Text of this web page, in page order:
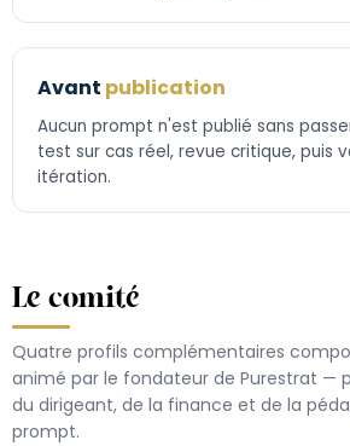
Avant publication
Aucun prompt n'est publié sans
test sur cas réel, revue critique, puis
itération.
Le comité
Quatre profils complémentaires
animé par le fondateur de Purestrat —
du dirigeant, de la finance et de la
prompt.